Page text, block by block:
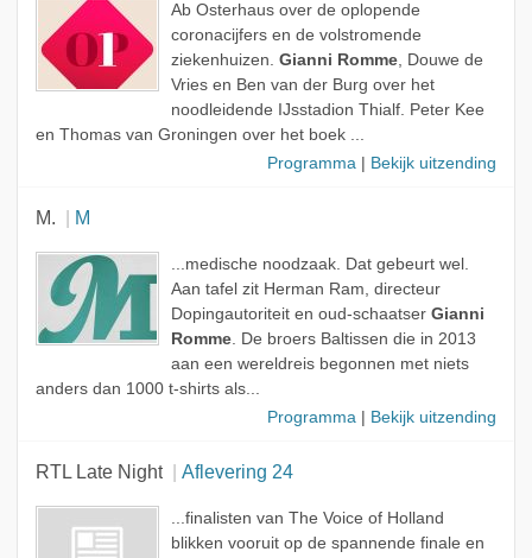
Ab Osterhaus over de oplopende
coronacijfers en de volstromende
ziekenhuizen. Gianni Romme, Douwe de
Vries en Ben van der Burg over het
noodleidende IJsstadion Thialf. Peter Kee
en Thomas van Groningen over het boek ...
Programma
Bekijk uitzending
M. M
...medische noodzaak. Dat gebeurt wel.
Aan tafel zit Herman Ram, directeur
Dopingautoriteit en oud-schaatser Gianni
Romme. De broers Baltissen die in 2013
aan een wereldreis begonnen met niets
anders dan 1000 t-shirts als...
Programma
Bekijk uitzending
RTL Late Night Aflevering 24
...finalisten van The Voice of Holland
blikken vooruit op de spannende finale en